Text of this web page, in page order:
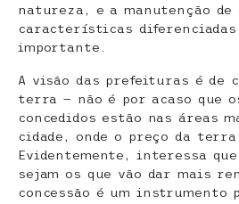
natureza, e a manutenção de
características
importante.
A visão das prefeituras é de
terra — não é por acaso que
concedidos estão nas áreas
cidade, onde o preço da
Evidentemente, interessa
sejam os que vão dar mais
concessão é um instrumento